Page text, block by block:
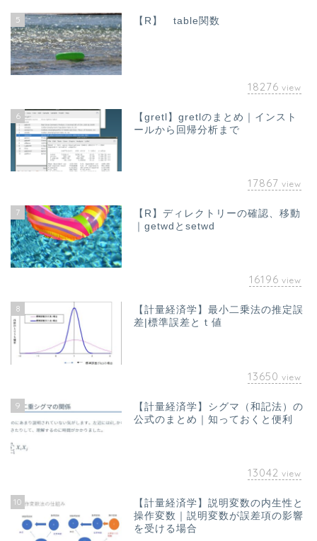
5 【R】 table関数
18276 view
6
【gretl】gretlのまとめ｜インスト
ールから回帰分析まで
17867 view
7
【R】ディレクトリーの確認、移動
｜getwdとsetwd
16196 view
8
【計量経済学】最小二乗法の推定誤
差|標準誤差とｔ値
13650 view
9
【計量経済学】シグマ（和記法）の
公式のまとめ｜知っておくと便利
13042 view
10
【計量経済学】説明変数の内生性と
操作変数｜説明変数が誤差項の影響
を受ける場合
ホーム